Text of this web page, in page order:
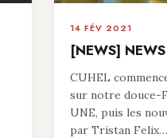
14 FÉV 2021
[NEWS]
CUHEL
sur notre douce-
UNE, puis les
par Tristan